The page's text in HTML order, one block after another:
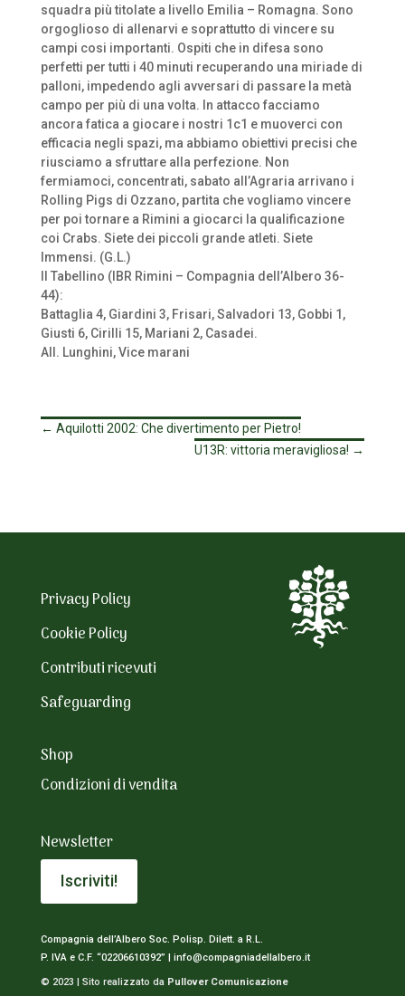
squadra più titolate a livello Emilia – Romagna. Sono
orgoglioso di allenarvi e soprattutto di vincere su
campi cosi importanti. Ospiti che in difesa sono
perfetti per tutti i 40 minuti recuperando una miriade di
palloni, impedendo agli avversari di passare la metà
campo per più di una volta. In attacco facciamo
ancora fatica a giocare i nostri 1c1 e muoverci con
efficacia negli spazi, ma abbiamo obiettivi precisi che
riusciamo a sfruttare alla perfezione. Non
fermiamoci, concentrati, sabato all’Agraria arrivano i
Rolling Pigs di Ozzano, partita che vogliamo vincere
per poi tornare a Rimini a giocarci la qualificazione
coi Crabs. Siete dei piccoli grande atleti. Siete
Immensi. (G.L.)
Il Tabellino (IBR Rimini – Compagnia dell’Albero 36-
44):
Battaglia 4, Giardini 3, Frisari, Salvadori 13, Gobbi 1,
Giusti 6, Cirilli 15, Mariani 2, Casadei.
All. Lunghini, Vice marani
← Aquilotti 2002: Che divertimento per Pietro!
U13R: vittoria meravigliosa! →
Privacy Policy
Cookie Policy
Contributi ricevuti
Safeguarding
Shop
Condizioni di vendita
Newsletter
Iscriviti!
Compagnia dell’Albero Soc. Polisp. Dilett. a R.L.
P. IVA e C.F. “02206610392” | info@compagniadellalbero.it
© 2023 | Sito realizzato da Pullover Comunicazione